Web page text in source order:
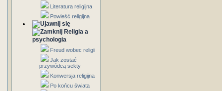
Literatura religijna
Powieść religijna
Religia a
psychologia
Freud wobec religii
Jak zostać
przywódcą sekty
Konwersja religijna
Po końcu świata